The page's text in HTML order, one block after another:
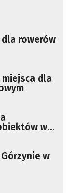
dla rowerów
miejsca dla
w
w